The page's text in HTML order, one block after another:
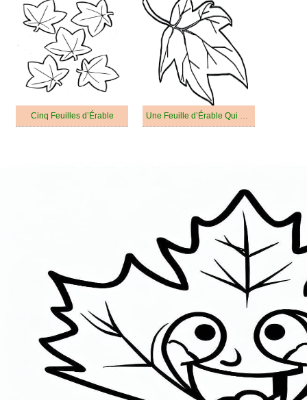
Cinq Feuilles d’Érable Une Feuille d’Érable Qui Tombe